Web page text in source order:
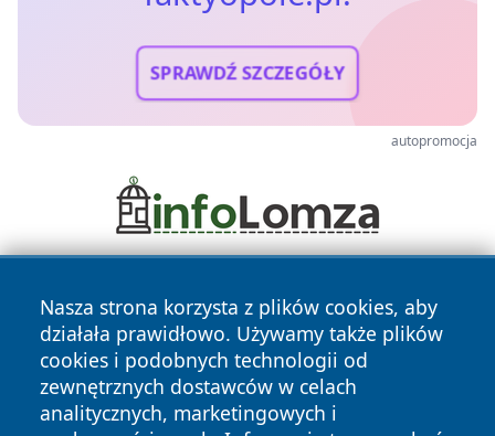
SPRAWDŹ SZCZEGÓŁY
autopromocja
Nasza strona korzysta z plików cookies, aby
działała prawidłowo. Używamy także plików
cookies i podobnych technologii od
zewnętrznych dostawców w celach
analitycznych, marketingowych i
Copyright © 2026 faktyopole.pl Wszystkie prawa zastrzeżone.